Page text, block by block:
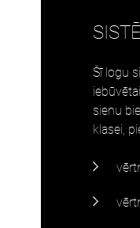
Šī logu
sienu
klasei,